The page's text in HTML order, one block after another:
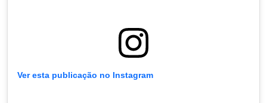
Ver esta publicação no Instagram